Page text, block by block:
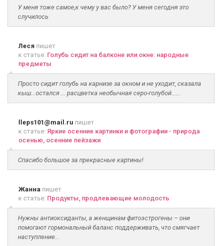
У меня тоже самое,к чему у вас было? У меня сегодня это
случилось
Леся пишет
к статье: Голубь сидит на балконе или окне: народные
предметы
Просто сидит голубь на карнизе за окном и не уходит, сказала
кыш...остался ... расцветка необычная серо-голубой......
lleps101@mail.ru пишет
к статье: Яркие осенние картинки и фотографии - природа
осенью, осенние пейзажи
Спасибо большое за прекрасные картины!
Жанна пишет
к статье: Продукты, продлевающие молодость
Нужны антиоксиданты, а женщинам фитоэстрогены – они
помогают гормональный баланс поддерживать, что смягчает
наступление...